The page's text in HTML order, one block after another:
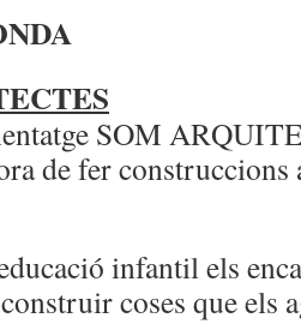
SOM
de fer construccions
infantil els
coses que els